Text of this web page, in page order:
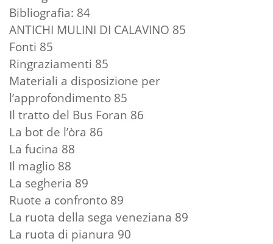
Bibliografia: 84
ANTICHI MULINI DI CALAVINO 85
Fonti 85
Ringraziamenti 85
Materiali a disposizione per
l’approfondimento 85
Il tratto del Bus Foran 86
La bot de l’òra 86
La fucina 88
Il maglio 88
La segheria 89
Ruote a confronto 89
La ruota della sega veneziana 89
La ruota di pianura 90